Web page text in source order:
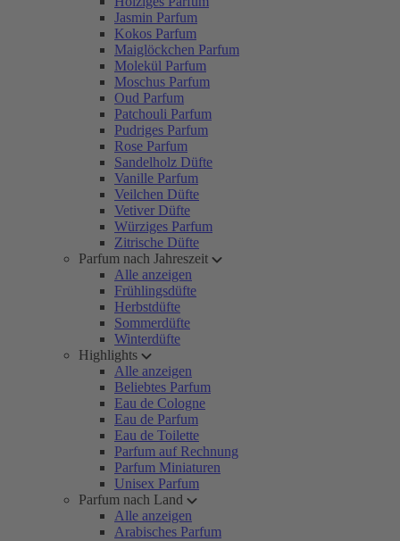
Jasmin Parfum
Kokos Parfum
Maiglöckchen Parfum
Molekül Parfum
Moschus Parfum
Oud Parfum
Patchouli Parfum
Pudriges Parfum
Rose Parfum
Sandelholz Düfte
Vanille Parfum
Veilchen Düfte
Vetiver Düfte
Würziges Parfum
Zitrische Düfte
Parfum nach Jahreszeit
Alle anzeigen
Frühlingsdüfte
Herbstdüfte
Sommerdüfte
Winterdüfte
Highlights
Alle anzeigen
Beliebtes Parfum
Eau de Cologne
Eau de Parfum
Eau de Toilette
Parfum auf Rechnung
Parfum Miniaturen
Unisex Parfum
Parfum nach Land
Alle anzeigen
Arabisches Parfum